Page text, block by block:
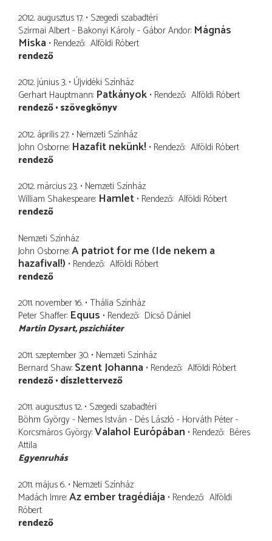
2012. augusztus 17. Szegedi szabadtéri
Szirmai Albert - Bakonyi Károly - Gábor Andor Mágnás
Miska Rendező Alföldi Róbert
rendező
2012. június 3. Újvidéki Színház
Gerhart Hauptmann Patkányok Rendező Alföldi Róbert
rendező szövegkönyv
2012. április 27. Nemzeti Színház
John Osborne Hazafit nekünk! Rendező Alföldi Róbert
rendező
2012. március 23. Nemzeti Színház
William Shakespeare Hamlet Rendező Alföldi Róbert
rendező
Nemzeti Színház
John Osborne A patriot for me (Ide nekem a
hazafival!) Rendező Alföldi Róbert
rendező
2011. november 16. Thália Színház
Peter Shaffer Equus Rendező Dicső Dániel
Martin Dysart pszichiáter
2011. szeptember 30. Nemzeti Színház
Bernard Shaw Szent Johanna Rendező Alföldi Róbert
rendező díszlettervező
2011. augusztus 12. Szegedi szabadtéri
Böhm György - Nemes István - Dés László - Horváth Péter -
Korcsmáros György Valahol Európában Rendező Béres
Attila
Egyenruhás
2011. május 6. Nemzeti Színház
Madách Imre Az ember tragédiája Rendező Alföldi
Róbert
rendező